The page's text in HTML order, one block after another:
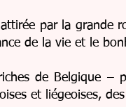
attirée par la
de la vie et le
de Belgique –
et liégeoises,